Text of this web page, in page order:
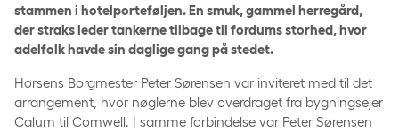
stammen i hotelporteføljen. En smuk, gammel herregård,
der straks leder tankerne tilbage til fordums storhed, hvor
adelfolk havde sin daglige gang på stedet.
Horsens Borgmester Peter Sørensen var inviteret med til det
arrangement, hvor nøglerne blev overdraget fra bygningsejer
Calum til Comwell. I samme forbindelse var Peter Sørensen